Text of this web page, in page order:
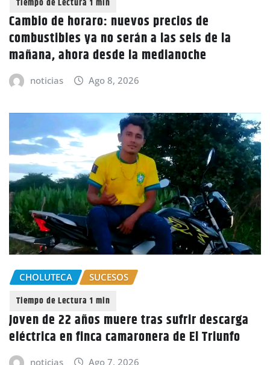
Cambio de horaro: nuevos precios de
combustibles ya no serán a las seis de la
mañana, ahora desde la medianoche
noticias Ago 8, 2026
CHOLUTECA SUCESOS
Joven de 22 años muere tras sufrir descarga
eléctrica en finca camaronera de El Triunfo
noticias Ago 7, 2026